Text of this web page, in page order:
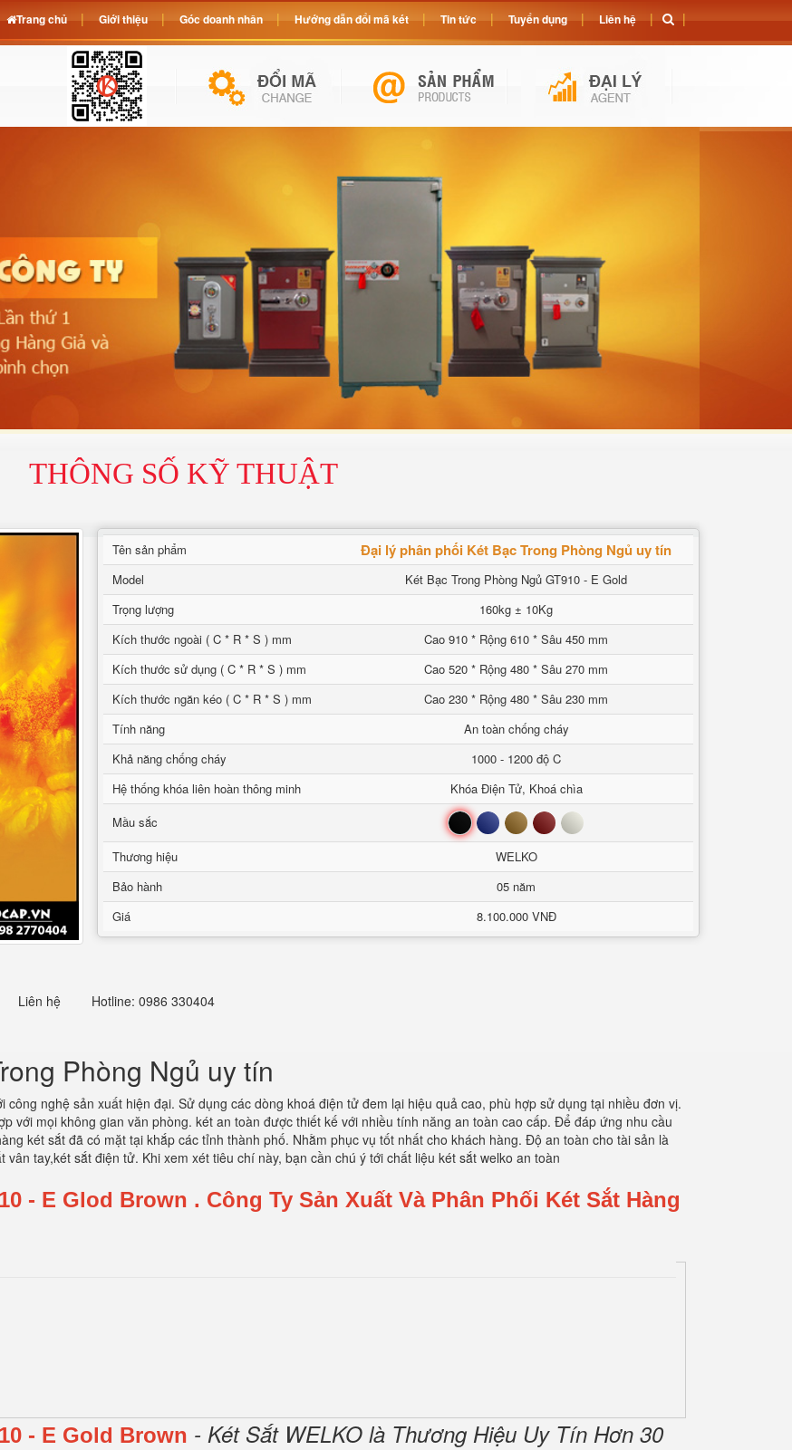
THÔNG SỐ KỸ THUẬT
Tên sản phẩm Đại lý phân phối Két Bạc Trong Phòng Ngủ uy tín
Model
Két Bạc Trong Phòng Ngủ GT910 - E Gold
Trọng lượng
160kg ± 10Kg
Kích thước ngoài ( C * R * S ) mm
Cao 910 * Rộng 610 * Sâu 450 mm
Kích thước sử dụng ( C * R * S ) mm
Cao 520 * Rộng 480 * Sâu 270 mm
Kích thước ngăn kéo ( C * R * S ) mm
Cao 230 * Rộng 480 * Sâu 230 mm
Tính năng
An toàn chống cháy
Khả năng chống cháy
1000 - 1200 độ C
Hệ thống khóa liên hoàn thông minh
Khóa Điện Tử, Khoá chìa
Mầu sắc
Đen Xanh Nâu Đỏ Trắng
Thương hiệu
WELKO
Bảo hành
05 năm
Giá
8.100.000 VNĐ
Liên hệ Hotline: 0986 330404
Phòng Ngủ uy tín
công nghệ sản xuất hiện đại. Sử dụng các dòng khoá điện tử đem lại hiệu quả cao, phù hợp sử dụng tại nhiều đơn vị.
với mọi không gian văn phòng. két an toàn được thiết kế với nhiều tính năng an toàn cao cấp. Để đáp ứng nhu cầu
két sắt đã có mặt tại khắp các tỉnh thành phố. Nhằm phục vụ tốt nhất cho khách hàng. Độ an toàn cho tài sản là
tay,két sắt điện tử. Khi xem xét tiêu chí này, bạn cần chú ý tới chất liệu két sắt welko an toàn
- E Glod Brown . Công Ty Sản Xuất Và Phân Phối Két Sắt Hàng
- E Gold Brown - Két Sắt WELKO là Thương Hiệu Uy Tín Hơn 30
Trang chủ Giới thiệu Góc doanh nhân Hướng dẫn đổi mã két Tin tức Tuyển dụng Liên hệ